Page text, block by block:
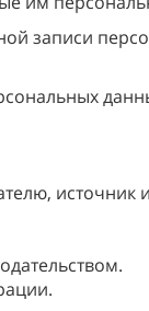
записи
источник